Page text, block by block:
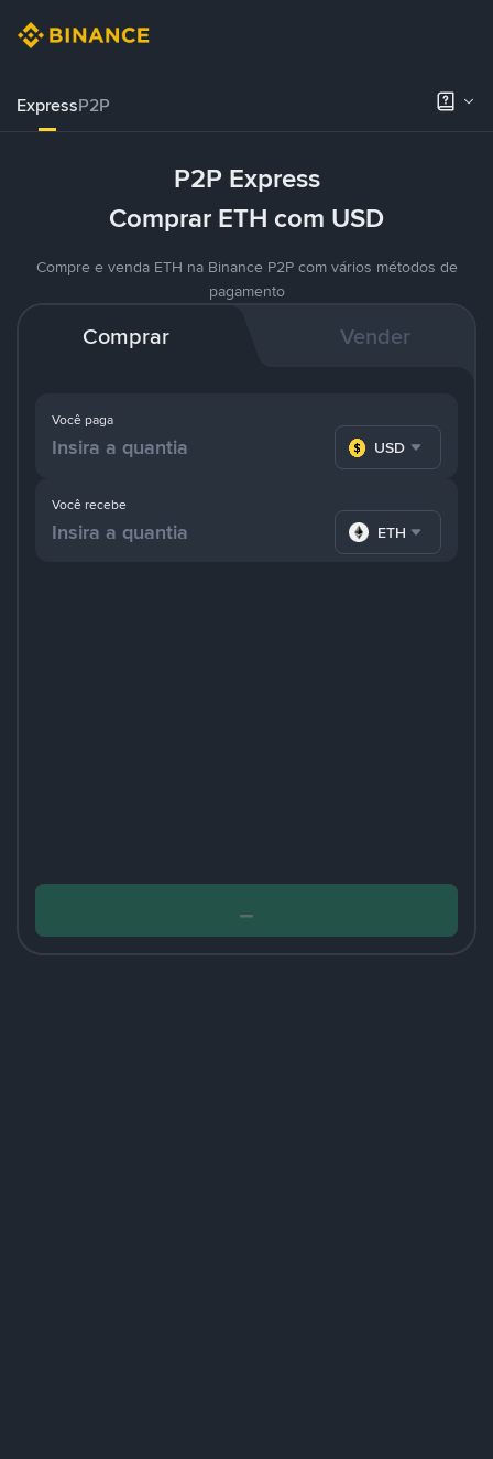
ExpressP2P
P2P Express
Comprar ETH com USD
Compre e venda ETH na Binance P2P com vários métodos de
pagamento
Comprar Vender
Você paga
USD
Você recebe
ETH